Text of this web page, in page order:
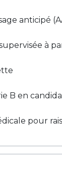
anticipé
à
B en
pour